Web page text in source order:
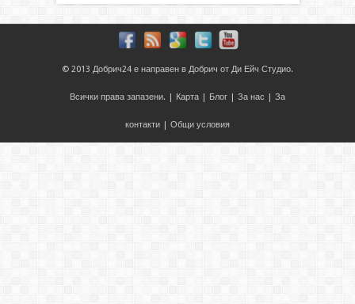
© 2013 Добрич24 е направен в Добрич от Ди Ейч Студио.
Всички права запазени. | Карта Блог За нас За
контакти Общи условия